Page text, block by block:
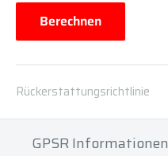
Berechnen
Rückerstattungsrichtlinie
GPSR Informationen